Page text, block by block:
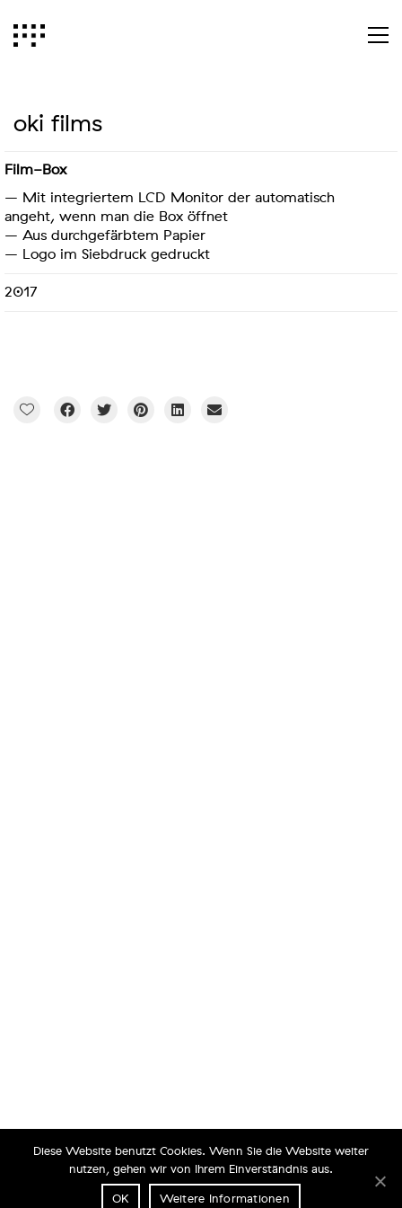
oki films
Film-Box
– Mit integriertem LCD Monitor der automatisch
angeht, wenn man die Box öffnet
– Aus durchgefärbtem Papier
– Logo im Siebdruck gedruckt
2017
Diese Website benutzt Cookies. Wenn Sie die Website weiter
nutzen, gehen wir von Ihrem Einverständnis aus.
OK Weitere Informationen